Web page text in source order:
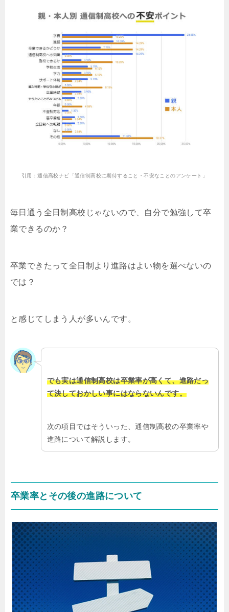
引用：通信高校ナビ「通信制高校に期待すること・不安なことのアンケート」
毎日通う全日制高校じゃないので、自分で勉強して卒
業できるのか？
卒業できたって全日制より進路はよい物を選べないの
では？
と感じてしまう人が多いんです。
でも実は通信制高校は卒業率が高くて、進路だっ
て決しておかしい事にはならないんです。
次の項目ではそういった、通信制高校の卒業率や
進路について解説します。
卒業率とその後の進路について